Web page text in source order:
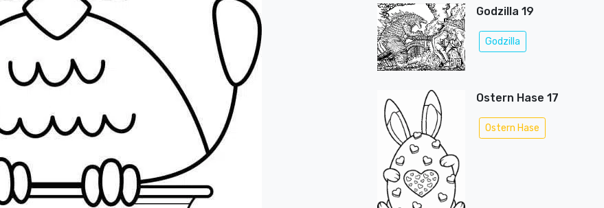
Godzilla 19
Godzilla
Ostern Hase 17
Ostern Hase